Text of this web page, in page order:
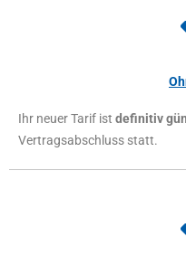
Ihr neuer Tarif ist definitiv
Vertragsabschluss statt.